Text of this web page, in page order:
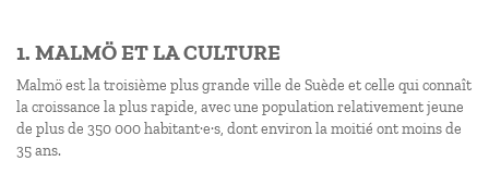
1. MALMÖ ET LA CULTURE
Malmö est la troisième plus grande ville de Suède et celle qui connaît
la croissance la plus rapide, avec une population relativement jeune
de plus de 350 000 habitant·e·s, dont environ la moitié ont moins de
35 ans.